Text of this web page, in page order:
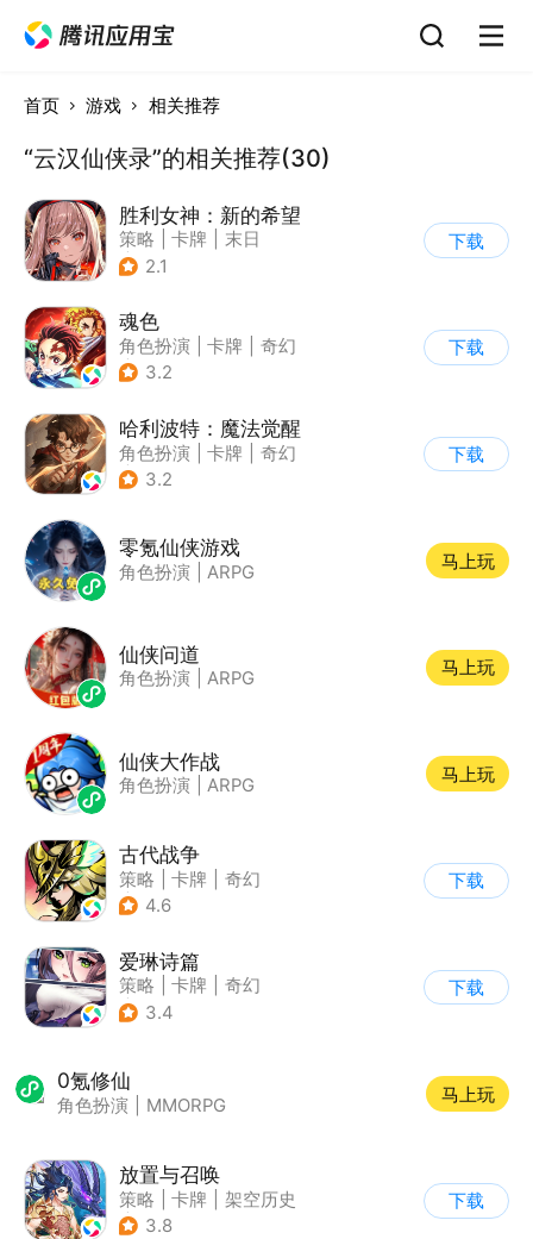
首页 游戏 相关推荐
“云汉仙侠录”的相关推荐(30)
胜利女神：新的希望
策略 卡牌
末日
| 美少女
2.1
下载
魂色
角色扮演 卡牌
奇幻
| 动漫
3.2
下载
哈利波特：魔法觉醒
角色扮演 卡牌
奇幻
| 哈利波特
3.2
下载
零氪仙侠游戏
角色扮演 ARPG
马上玩
仙侠问道
角色扮演 ARPG
马上玩
仙侠大作战
角色扮演 ARPG
马上玩
古代战争
策略 卡牌
奇幻
| 卡通
4.6
下载
爱琳诗篇
策略 卡牌
奇幻
| 美少女
3.4
下载
0氪修仙
角色扮演 MMORPG
马上玩
放置与召唤
策略 卡牌
架空历史
| 积分网赚
3.8
下载